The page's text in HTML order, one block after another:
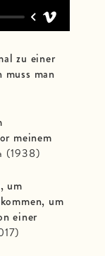
zu einer
man
meinem
(1938)
um
um
einer